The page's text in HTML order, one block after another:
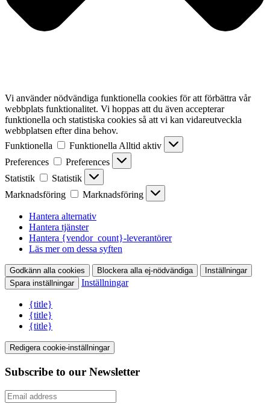
Vi använder nödvändiga funktionella cookies för att förbättra vår
webbplats funktionalitet. Vi hoppas att du även accepterar
funktionella och statistiska cookies så att vi kan vidareutveckla
webbplatsen efter dina behov.
Funktionella
Funktionella Alltid aktiv
Preferences
Preferences
Statistik
Statistik
Marknadsföring
Marknadsföring
Hantera alternativ
Hantera tjänster
Hantera {vendor_count}-leverantörer
Läs mer om dessa syften
Godkänn alla cookies Blockera alla ej-nödvändiga
Inställningar
Spara inställningar
Inställningar
{title}
{title}
{title}
Redigera cookie-inställningar
Subscribe to our Newsletter